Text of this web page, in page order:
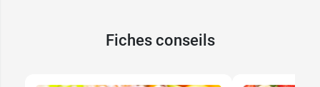
Fiches conseils